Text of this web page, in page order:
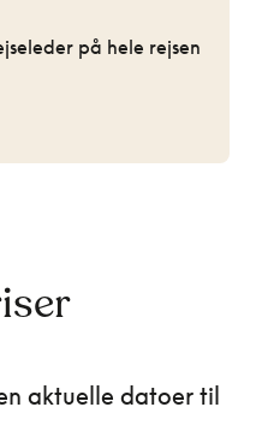
på hele rejsen
aktuelle datoer til